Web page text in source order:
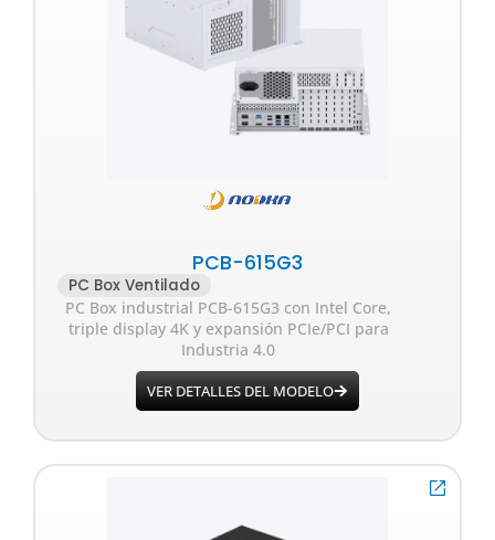
PCB-615G3
PC Box Ventilado
PC Box industrial PCB-615G3 con Intel Core,
triple display 4K y expansión PCIe/PCI para
Industria 4.0
VER DETALLES DEL MODELO